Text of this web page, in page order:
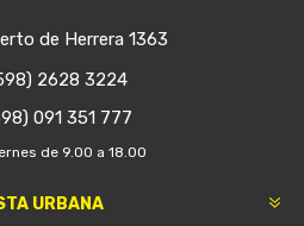
de Herrera 1363
2628 3224
091 351 777
de 9.00 a 18.00
URBANA